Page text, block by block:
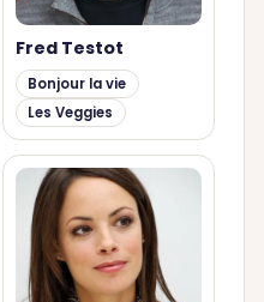
Fred Testot
Bonjour la vie
Les Veggies